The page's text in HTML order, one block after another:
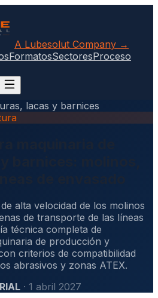
A Lubesolut Company →
FormatosSectoresProceso
lacas y barnices
alta velocidad de los molinos
de transporte de las líneas
técnica completa de
de producción y
criterios de compatibilidad
abrasivos y zonas ATEX.
· 1 abril 2027